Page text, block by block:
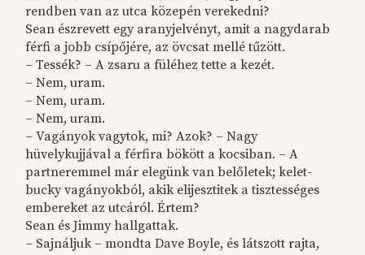
rendben van az utca közepén verekedni?
Sean észrevett egy aranyjelvényt, amit a nagydarab
férfi a jobb csípőjére, az övcsat mellé tűzött.
– Tessék? – A zsaru a füléhez tette a kezét.
– Nem, uram.
– Nem, uram.
– Nem, uram.
– Vagányok vagytok, mi? Azok? – Nagy
hüvelykujjával a férfira bökött a kocsiban. – A
partneremmel már elegünk van belőletek; kelet-
bucky vagányokból, akik elijesztitek a tisztességes
embereket az utcáról. Értem?
Sean és Jimmy hallgattak.
– Sajnáljuk – mondta Dave Boyle, és látszott rajta,